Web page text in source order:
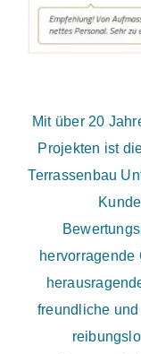
Mit über 20
Projekten ist
Terrassenbau
hervorragende
freundliche